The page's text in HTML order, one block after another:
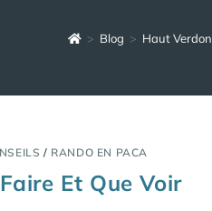
> Blog > Haut Verdon
/ RANDO EN PACA
Et Que Voir